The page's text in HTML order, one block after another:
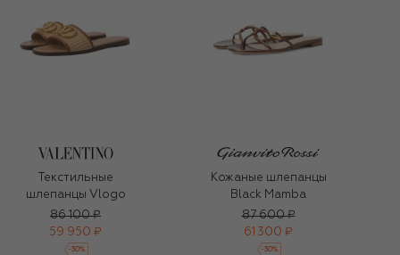
Текстильные
шлепанцы Vlogo
86 100 ₽
59 950 ₽
-30%
Кожаные шлепанцы
Black Mamba
87 600 ₽
61 300 ₽
-30%